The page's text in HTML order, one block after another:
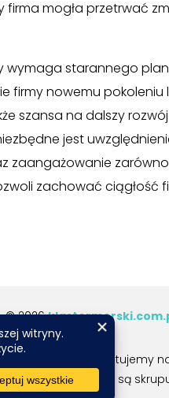
mogła przetrwać
wymaga starannego
firmy nowemu pokoleniu
szansa na dalszy
jest
zarówno
zachować ciągłość
© 2026
i obrazów wykorzystujemy
informacje są